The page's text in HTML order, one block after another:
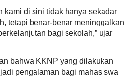
kami di sini tidak hanya sekadar
tetapi benar-benar meninggalkan
bagi sekolah,” ujar
bahwa KKNP yang dilakukan
pengalaman bagi mahasiswa